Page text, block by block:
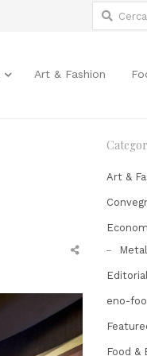
Ricerca
per:
Art & Fashion
Share
Art &
eno-
Food &